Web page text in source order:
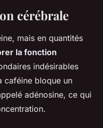
cérébrale
mais en quantités
la fonction
indésirables
caféine bloque un
adénosine, ce qui